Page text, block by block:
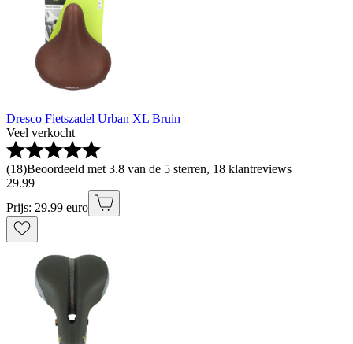
Dresco Fietszadel Urban XL Bruin
Veel verkocht
(18)Beoordeeld met 3.8 van de 5 sterren, 18 klantreviews
29.99
Prijs: 29.99 euro